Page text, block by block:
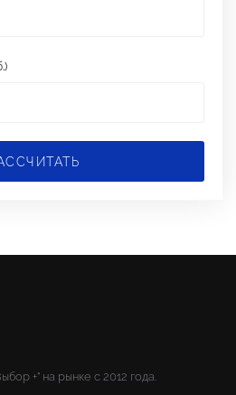
+" на рынке с 2012 года.